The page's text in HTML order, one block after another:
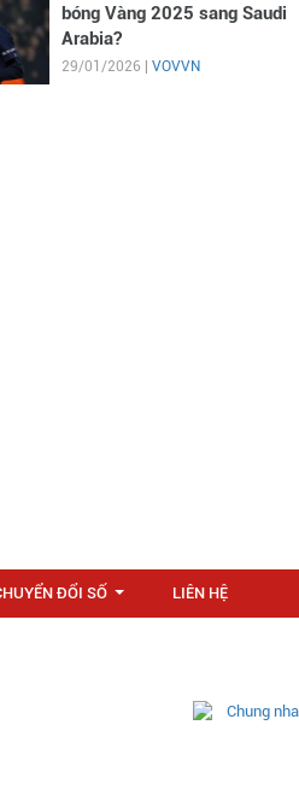
bóng Vàng 2025 sang Saudi
Arabia?
29/01/2026 | VOVVN
ĐỔI SỐ LIÊN HỆ